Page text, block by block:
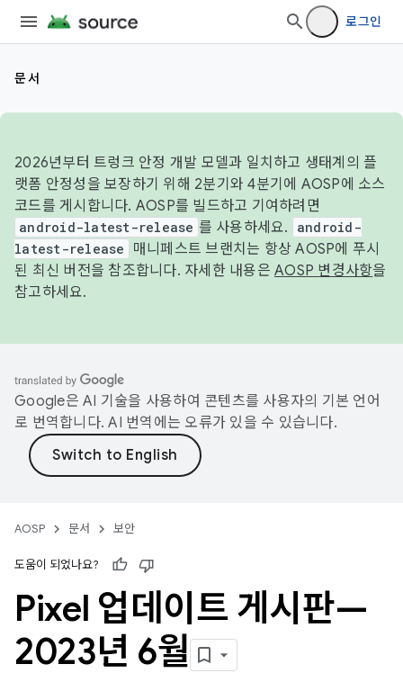
로그인
문서
2026년부터 트렁크 안정 개발 모델과 일치하고 생태계의 플
랫폼 안정성을 보장하기 위해 2분기와 4분기에 AOSP에 소스
코드를 게시합니다. AOSP를 빌드하고 기여하려면
android-latest-release 를 사용하세요.
android-
latest-release
매니페스트 브랜치는 항상 AOSP에 푸시
된 최신 버전을 참조합니다. 자세한 내용은 AOSP 변경사항을
참고하세요.
Google은 AI 기술을 사용하여 콘텐츠를 사용자의 기본 언어
로 번역합니다. AI 번역에는 오류가 있을 수 있습니다.
AOSP 문서 보안
도움이 되었나요?
Pixel 업데이트 게시판—
2023년 6월